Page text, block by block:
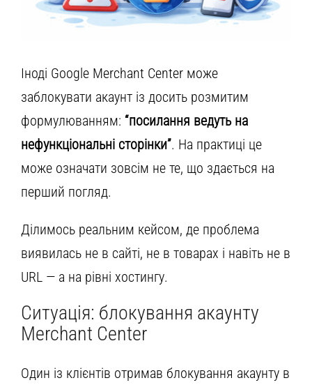
Іноді Google Merchant Center може
заблокувати акаунт із досить розмитим
формулюванням: “посилання ведуть на
нефункціональні сторінки”. На практиці це
може означати зовсім не те, що здається на
перший погляд.
Ділимось реальним кейсом, де проблема
виявилась не в сайті, не в товарах і навіть не в
URL — а на рівні хостингу.
Ситуація: блокування акаунту
Merchant Center
Один із клієнтів отримав блокування акаунту в